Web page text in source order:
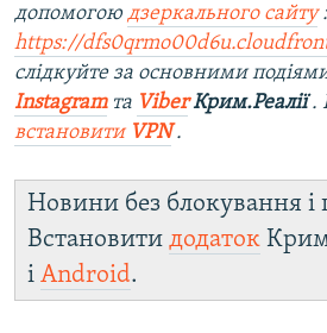
допомогою дзеркального сайту:
https://
слідкуйте за основними
Instagramта ViberКрим.Реалії.
встановити VPN.
Новини без блокування і
Встановити додаток
і Android.